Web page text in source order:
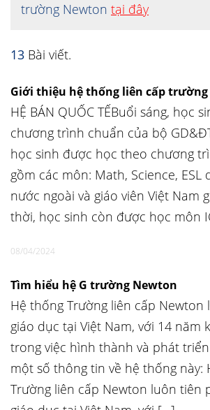
trường Newton tại đây
13 Bài viết.
Giới thiệu hệ thống liên cấp
HỆ BÁN QUỐC TẾBuổi sáng, học
chương trình chuẩn của bộ
học sinh được học theo chương
gồm các môn: Math, Science, ESL
nước ngoài và giáo viên Việt Nam
thời, học sinh còn được học môn
08/04/2024
Tìm hiểu hệ G trường Newton
Hệ thống Trường liên cấp Newton
giáo dục tại Việt Nam, với 14 năm
trong việc hình thành và phát
một số thông tin về hệ thống này:
Trường liên cấp Newton luôn tiên